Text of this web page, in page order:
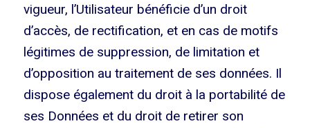
vigueur, l’Utilisateur bénéficie d’un droit
d’accès, de rectification, et en cas de motifs
légitimes de suppression, de limitation et
d’opposition au traitement de ses données. Il
dispose également du droit à la portabilité de
ses Données et du droit de retirer son